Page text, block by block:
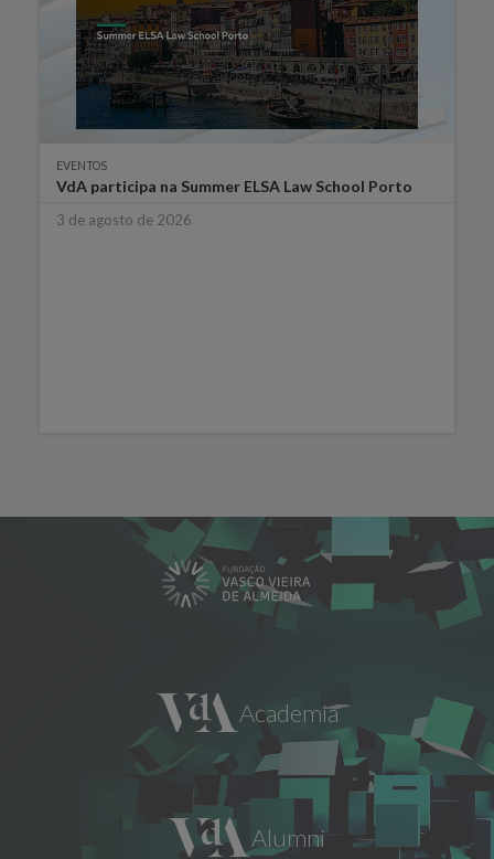
EVENTOS
VdA participa na Summer ELSA Law School Porto
3 de agosto de 2026